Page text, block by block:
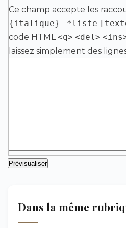
Ce champ accepte les
{italique} -*liste
code HTML <q> <del>
laissez simplement des
Dans la même